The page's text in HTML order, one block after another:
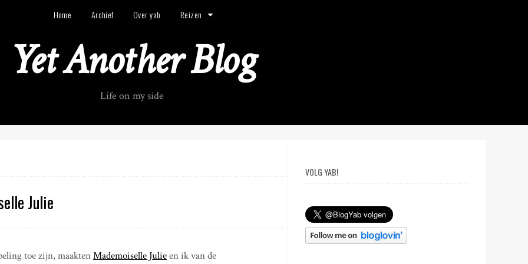
Home Archief Over yab Reizen
Yet Another Blog
Life on my side
Julie
toe zijn, maaktenMademoiselle Julieen ik van de
VOLG YAB!